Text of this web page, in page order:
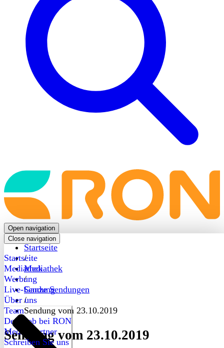
Back
to
frontpage
Open navigation
Close navigation
Startseite
Mediathek
Werbung
Live-Sendung
Über uns
Team
Dein Job bei RON
Medienpartner
Schreiben Sie uns
Startseite
/
Mediathek
/
Ganze Sendungen
/
Sendung vom 23.10.2019
Sendung vom 23.10.2019